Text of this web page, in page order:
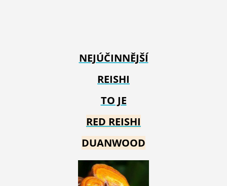
NEJÚČINNĚJŠÍ
REISHI
TO JE
RED REISHI
DUANWOOD